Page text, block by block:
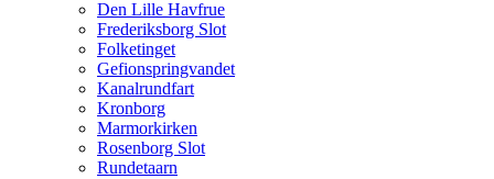
Den Lille Havfrue
Frederiksborg Slot
Folketinget
Gefionspringvandet
Kanalrundfart
Kronborg
Marmorkirken
Rosenborg Slot
Rundetaarn